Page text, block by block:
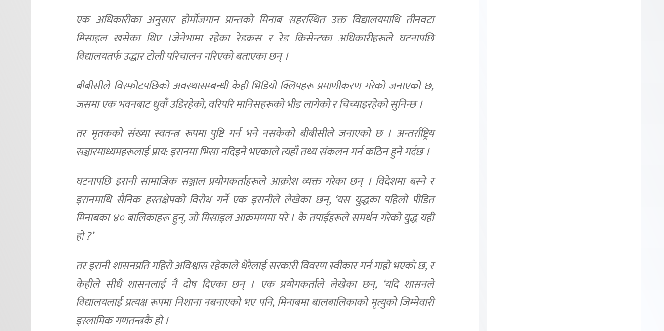
एक अधिकारीका अनुसार होर्मोजगान प्रान्तको मिनाब सहरस्थित उक्त विद्यालयमाथि तीनवटा
मिसाइल खसेका थिए ।जेनेभामा रहेका रेडक्रस र रेड क्रिसेन्टका अधिकारीहरूले घटनापछि
विद्यालयतर्फ उद्धार टोली परिचालन गरिएको बताएका छन् ।
बीबीसीले विस्फोटपछिको अवस्थासम्बन्धी केही भिडियो क्लिपहरू प्रमाणीकरण गरेको जनाएको छ,
जसमा एक भवनबाट धुवाँ उडिरहेको, वरिपरि मानिसहरूको भीड लागेको र चिच्याइरहेको सुनिन्छ ।
तर मृतकको संख्या स्वतन्त्र रूपमा पुष्टि गर्न भने नसकेको बीबीसीले जनाएको छ । अन्तर्राष्ट्रिय
सञ्चारमाध्यमहरूलाई प्राय: इरानमा भिसा नदिइने भएकाले त्यहाँ तथ्य संकलन गर्न कठिन हुने गर्दछ ।
घटनापछि इरानी सामाजिक सञ्जाल प्रयोगकर्ताहरूले आक्रोश व्यक्त गरेका छन् । विदेशमा बस्ने र
इरानमाथि सैनिक हस्तक्षेपको विरोध गर्ने एक इरानीले लेखेका छन्, ‘यस युद्धका पहिलो पीडित
मिनाबका ४० बालिकाहरू हुन्, जो मिसाइल आक्रमणमा परे । के तपाईंहरूले समर्थन गरेको युद्ध यही
हो ?’
तर इरानी शासनप्रति गहिरो अविश्वास रहेकाले धेरैलाई सरकारी विवरण स्वीकार गर्न गाह्रो भएको छ, र
केहीले सीधै शासनलाई नै दोष दिएका छन् । एक प्रयोगकर्ताले लेखेका छन्, ‘यदि शासनले
विद्यालयलाई प्रत्यक्ष रूपमा निशाना नबनाएको भए पनि, मिनाबमा बालबालिकाको मृत्युको जिम्मेवारी
इस्लामिक गणतन्त्रकै हो ।